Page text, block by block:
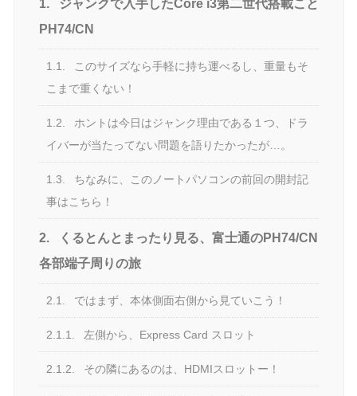
1.
ジャンクで入手したCore i3第二世代搭載こと
PH74/CN
1.1.
このサイズなら手軽に持ち運べるし、重量もそ
こまで重くない！
1.2.
ホントは今日はジャンク理由である１つ、ドラ
イバーが当たってない問題を語りたかったが…。
1.3.
ちなみに、このノートパソコンの前回の開封記
事はこちら！
2.
くるとんとまったり見る、富士通のPH74/CN
各部端子周りの旅
2.1. ではまず、本体側面右側から見ていこう！
2.1.1. 左側から、Express Card スロット
2.1.2. その隣にあるのは、HDMIスロットー！